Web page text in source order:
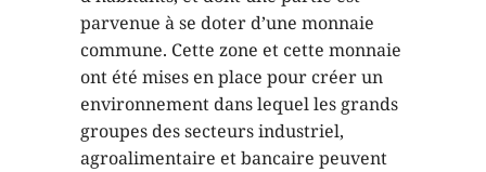
parvenue à se doter d’une monnaie
commune. Cette zone et cette monnaie
ont été mises en place pour créer un
environnement dans lequel les grands
groupes des secteurs industriel,
agroalimentaire et bancaire peuvent